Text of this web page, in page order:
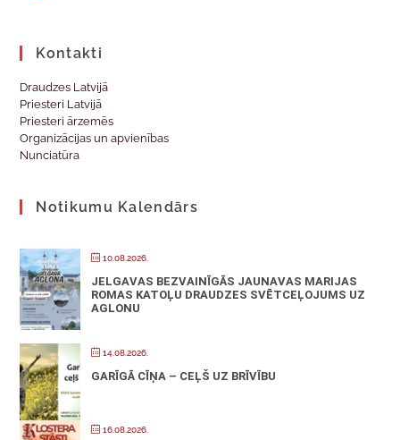
Kontakti
Draudzes Latvijā
Priesteri Latvijā
Priesteri ārzemēs
Organizācijas un apvienības
Nunciatūra
Notikumu Kalendārs
10.08.2026.
JELGAVAS BEZVAINĪGĀS JAUNAVAS MARIJAS
ROMAS KATOĻU DRAUDZES SVĒTCEĻOJUMS UZ
AGLONU
14.08.2026.
GARĪGĀ CĪŅA – CEĻŠ UZ BRĪVĪBU
16.08.2026.